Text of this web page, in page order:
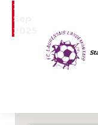
21
Sep
2025
Emplacement